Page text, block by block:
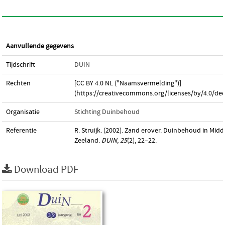
Aanvullende gegevens
Tijdschrift DUIN
Rechten
[CC BY 4.0 NL ("Naamsvermelding")]
(https://creativecommons.org/licenses/by/4.0/
Organisatie Stichting Duinbehoud
Referentie
R. Struijk. (2002). Zand erover. Duinbehoud in
Zeeland. DUIN,25(2), 22–22.
Download PDF